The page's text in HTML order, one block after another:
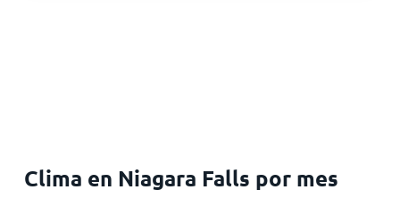
Clima en Niagara Falls por mes